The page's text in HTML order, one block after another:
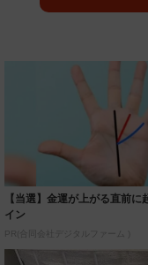
【当選】金運が上がる直前に
イン
PR(合同会社デジタルファーム )